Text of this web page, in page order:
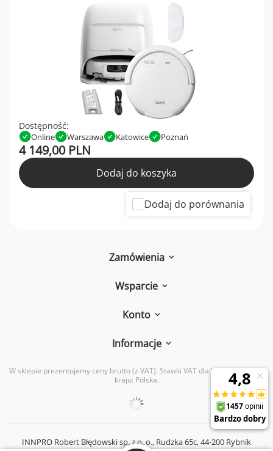
Dostępność:
Online Warszawa Katowice Poznań
4 149,00 PLN
Dodaj do koszyka
Dodaj do porównania
Zamówienia
Wsparcie
Konto
Informacje
W sklepie prezentujemy ceny brutto (z VAT). Stawki VAT dla konsumentów z
kraju: Polska.
INNPRO Robert Błędowski sp. z o. o., Rudzka 65c,44-200 Rybnik